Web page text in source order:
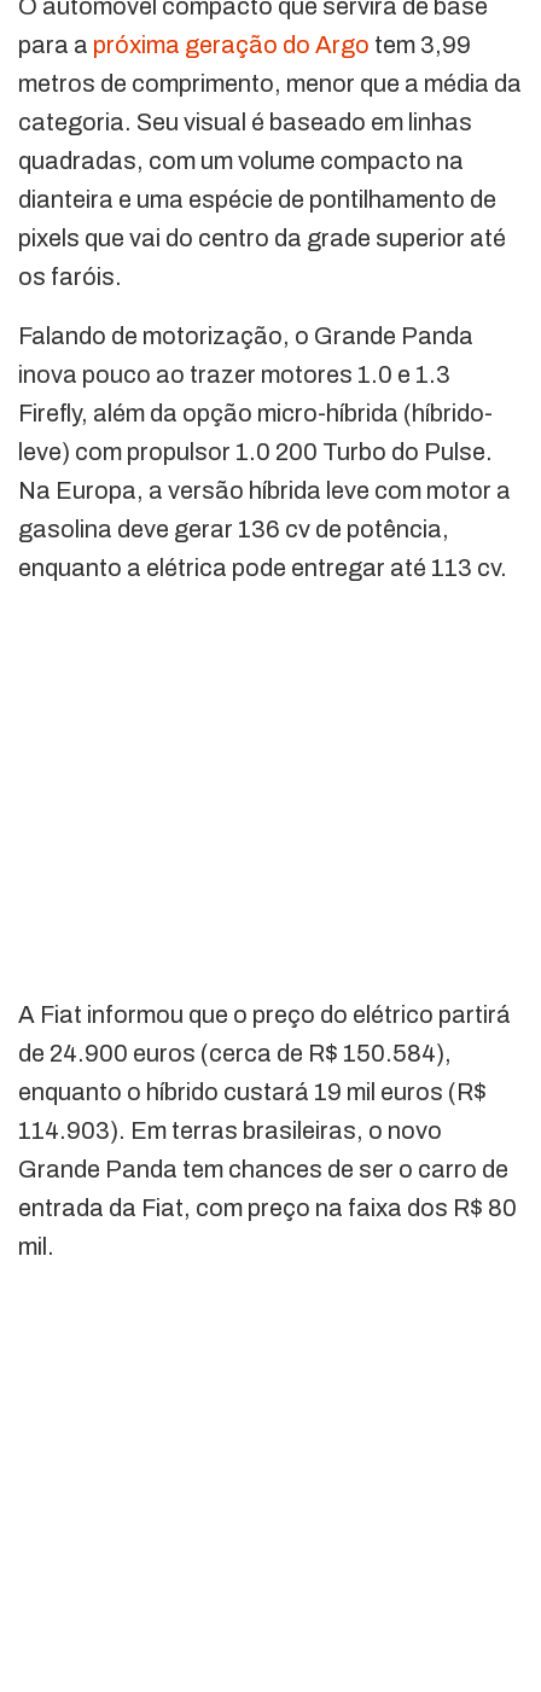
O automóvel compacto que servirá de base
para a próxima geração do Argo tem 3,99
metros de comprimento, menor que a média da
categoria. Seu visual é baseado em linhas
quadradas, com um volume compacto na
dianteira e uma espécie de pontilhamento de
pixels que vai do centro da grade superior até
os faróis.
Falando de motorização, o Grande Panda
inova pouco ao trazer motores 1.0 e 1.3
Firefly, além da opção micro-híbrida (híbrido-
leve) com propulsor 1.0 200 Turbo do Pulse.
Na Europa, a versão híbrida leve com motor a
gasolina deve gerar 136 cv de potência,
enquanto a elétrica pode entregar até 113 cv.
A Fiat informou que o preço do elétrico partirá
de 24.900 euros (cerca de R$ 150.584),
enquanto o híbrido custará 19 mil euros (R$
114.903). Em terras brasileiras, o novo
Grande Panda tem chances de ser o carro de
entrada da Fiat, com preço na faixa dos R$ 80
mil.